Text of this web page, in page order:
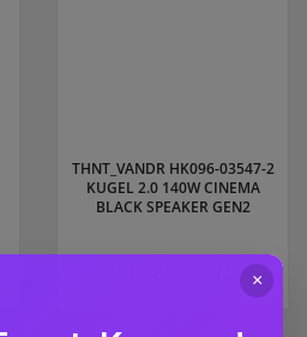
THNT_VANDR HK096-03547-2
KUGEL 2.0 140W CINEMA
BLACK SPEAKER GEN2